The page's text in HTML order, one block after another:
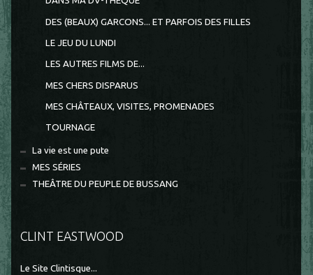
DES (BEAUX) GARCONS... ET PARFOIS DES FILLES
LE JEU DU LUNDI
LES AUTRES FILMS DE...
MES CHERS DISPARUS
MES CHÂTEAUX, VISITES, PROMENADES
TOURNAGE
La vie est une pute
MES SÉRIES
THEÂTRE DU PEUPLE DE BUSSANG
CLINT EASTWOOD
Le Site Clintisque...